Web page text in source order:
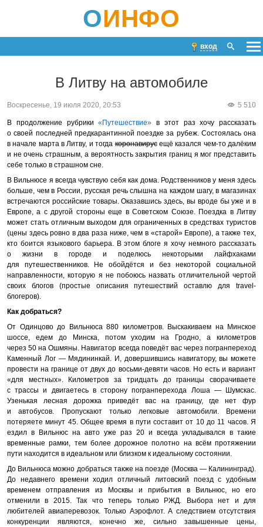
ОИНФО
вход
В Литву на автомобиле
5 510
Воскресенье, 19 июля 2020, 20:53
В продолжение рубрики«Путешествие» в этот раз хочу рассказать
о своей последней предкарантинной поездке за рубеж. Состоялась она
в начале марта в Литву, и тогдакоронавирусещё казался чем-то далёким
и не очень страшным, а вероятность закрытия границ я мог представить
себе только в страшном сне.
В Вильнюсе я всегда чувствую себя как дома. Родственников у меня здесь
больше, чем в России, русская речь слышна на каждом шагу, в магазинах
встречаются российские товары. Оказавшись здесь, вы вроде бы уже и в
Европе, а с другой стороны еще в Советском Союзе. Поездка в Литву
может стать отличным выходом для ограниченных в средствах туристов
(цены здесь ровно в два раза ниже, чем в «старой» Европе), а также тех,
кто боится языкового барьера. В этом блоге я хочу немного рассказать
о жизни в городе и поделюсь некоторыми лайфхаками
для путешественников. Не обойдётся и без некоторой социальной
направленности, которую я не побоюсь назвать отличительной чертой
своих блогов (простые описания путешествий оставлю для travel-
блогеров).
Как добраться?
От Одинцово до Вильнюса 880 километров. Выскакиваем на Минское
шоссе, едем до Минска, потом уходим на Гродно, а километров
через 50 на Ошмяны. Навигатор всегда поведёт вас через погранпереход
Каменный Лог — Мядининкай. И, довершившись навигатору, вы можете
провести на границе от двух до восьми-девяти часов. Но есть и вариант
«для местных». Километров за тридцать до границы сворачиваете
с трассы и двигаетесь в сторону погранперехода Лоша — Шумскас.
Узенькая лесная дорожка приведёт вас на границу, где нет фур
и автобусов. Пропускают только легковые автомобили. Времени
потеряете минут 45. Общее время в пути составит от 10 до 11 часов. Я
ездил в Вильнюс на авто уже раз 20 и всегда укладывался в такие
временные рамки, тем более дорожное полотно на всём протяжении
пути находится в идеальном или близком к идеальному состоянии.
До Вильнюса можно добраться также на поезде (Москва — Калининград).
До недавнего времени ходил отличный литовский поезд с удобным
временем отправления из Москвы и прибытия в Вильнюс, но его
отменили в 2015. Так что теперь только РЖД. Выбора нет и для
любителей авиаперевозок. Только Аэрофлот. А следствием отсутствия
конкуренции являются, конечно же, сильно завышенные цены,